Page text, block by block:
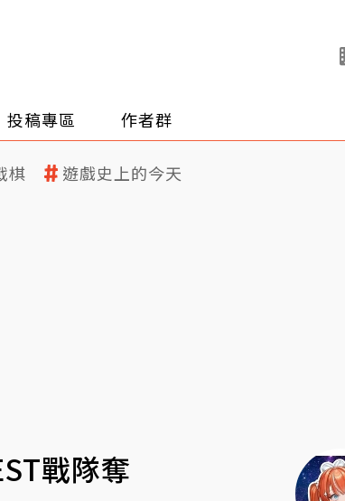
投稿專區 作者群
棋 遊戲史上的今天
戰隊奪